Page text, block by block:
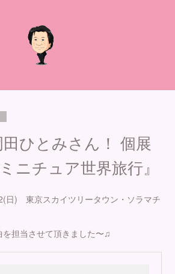
ひとみさん！ 個展
ニチュア世界旅行』
日) 東京スカイツリータウン・ソラマチ
担当させて頂きました〜♫